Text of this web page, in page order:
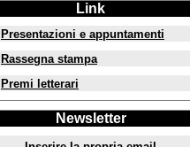
Link
Presentazioni e appuntamenti
Rassegna stampa
Premi letterari
Newsletter